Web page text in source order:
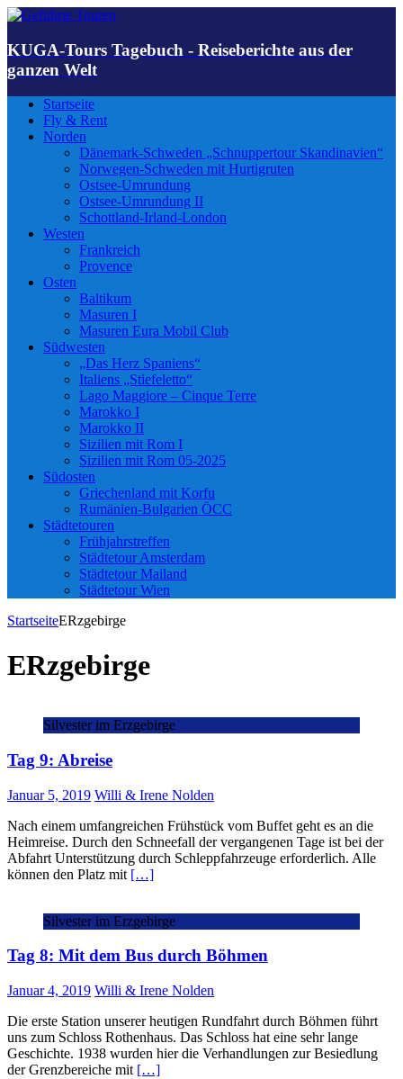
KUGA-Tours Tagebuch - Reiseberichte aus der
ganzen Welt
Startseite
Fly & Rent
Norden
Dänemark-Schweden „Schnuppertour Skandinavien“
Norwegen-Schweden mit Hurtigruten
Ostsee-Umrundung
Ostsee-Umrundung II
Schottland-Irland-London
Westen
Frankreich
Provence
Osten
Baltikum
Masuren I
Masuren Eura Mobil Club
Südwesten
„Das Herz Spaniens“
Italiens „Stiefeletto“
Lago Maggiore – Cinque Terre
Marokko I
Marokko II
Sizilien mit Rom I
Sizilien mit Rom 05-2025
Südosten
Griechenland mit Korfu
Rumänien-Bulgarien ÖCC
Städtetouren
Frühjahrstreffen
Städtetour Amsterdam
Städtetour Mailand
Städtetour Wien
StartseiteERzgebirge
ERzgebirge
Silvester im Erzgebirge
Tag 9: Abreise
Januar 5, 2019 Willi & Irene Nolden
Nach einem umfangreichen Frühstück vom Buffet geht es an die
Heimreise. Durch den Schneefall der vergangenen Tage ist bei der
Abfahrt Unterstützung durch Schleppfahrzeuge erforderlich. Alle
können den Platz mit […]
Silvester im Erzgebirge
Tag 8: Mit dem Bus durch Böhmen
Januar 4, 2019 Willi & Irene Nolden
Die erste Station unserer heutigen Rundfahrt durch Böhmen führt
uns zum Schloss Rothenhaus. Das Schloss hat eine sehr lange
Geschichte. 1938 wurden hier die Verhandlungen zur Besiedlung
der Grenzbereiche mit […]